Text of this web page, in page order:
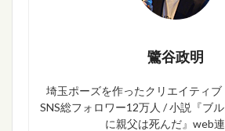
鷺谷政明
埼玉ポーズを作ったクリエイティ
SNS総フォロワー12万人 / 小説『ブ
に親父は死んだ』web